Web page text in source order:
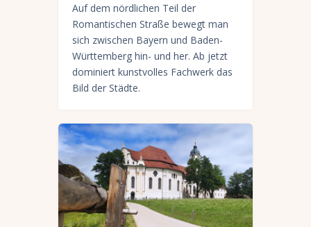
Auf dem nördlichen Teil der
Romantischen Straße bewegt man
sich zwischen Bayern und Baden-
Württemberg hin- und her. Ab jetzt
dominiert kunstvolles Fachwerk das
Bild der Städte.